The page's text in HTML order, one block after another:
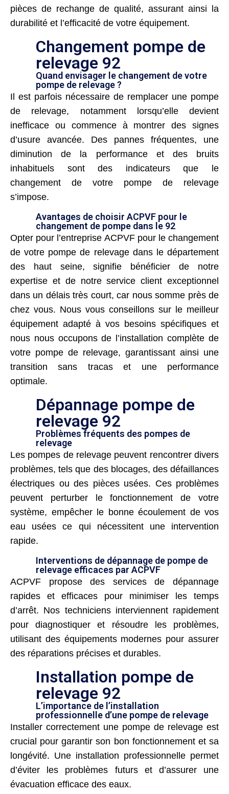
pièces de rechange de qualité, assurant ainsi la
durabilité et l’efficacité de votre équipement.
Changement pompe de
relevage 92
Quand envisager le changement de votre
pompe de relevage ?
Il est parfois nécessaire de remplacer une pompe
de relevage, notamment lorsqu’elle devient
inefficace ou commence à montrer des signes
d’usure avancée. Des pannes fréquentes, une
diminution de la performance et des bruits
inhabituels sont des indicateurs que le
changement de votre pompe de relevage
s’impose.
Avantages de choisir ACPVF pour le
changement de pompe dans le 92
Opter pour l’entreprise ACPVF pour le changement
de votre pompe de relevage dans le département
des haut seine, signifie bénéficier de notre
expertise et de notre service client exceptionnel
dans un délais très court, car nous somme près de
chez vous. Nous vous conseillons sur le meilleur
équipement adapté à vos besoins spécifiques et
nous nous occupons de l’installation complète de
votre pompe de relevage, garantissant ainsi une
transition sans tracas et une performance
optimale.
Dépannage pompe de
relevage 92
Problèmes fréquents des pompes de
relevage
Les pompes de relevage peuvent rencontrer divers
problèmes, tels que des blocages, des défaillances
électriques ou des pièces usées. Ces problèmes
peuvent perturber le fonctionnement de votre
système, empêcher le bonne écoulement de vos
eau usées ce qui nécessitent une intervention
rapide.
Interventions de dépannage de pompe de
relevage efficaces par ACPVF
ACPVF propose des services de dépannage
rapides et efficaces pour minimiser les temps
d’arrêt. Nos techniciens interviennent rapidement
pour diagnostiquer et résoudre les problèmes,
utilisant des équipements modernes pour assurer
des réparations précises et durables.
Installation pompe de
relevage 92
L’importance de l’installation
professionnelle d’une pompe de relevage
Installer correctement une pompe de relevage est
crucial pour garantir son bon fonctionnement et sa
longévité. Une installation professionnelle permet
d’éviter les problèmes futurs et d’assurer une
évacuation efficace des eaux.